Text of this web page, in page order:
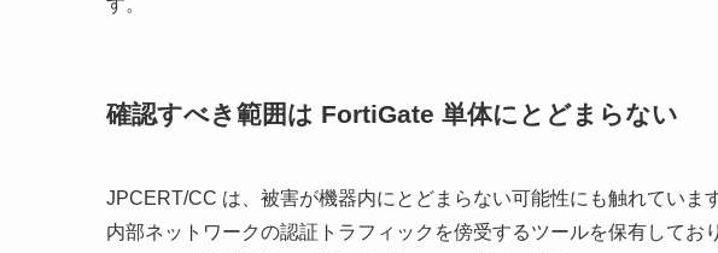
確認すべき範囲は FortiGate 単体にとどまらない
JPCERT/CC は、被害が機器内にとどまらない可能性にも触れていま
内部ネットワークの認証トラフィックを傍受するツールを保有してお